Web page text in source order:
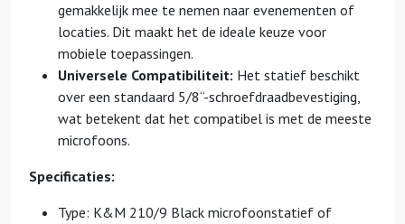
gemakkelijk mee te nemen naar evenementen of
locaties. Dit maakt het de ideale keuze voor
mobiele toepassingen.
Universele Compatibiliteit: Het statief beschikt
over een standaard 5/8“-schroefdraadbevestiging,
wat betekent dat het compatibel is met de meeste
microfoons.
Specificaties:
Type: K&M 210/9 Black microfoonstatief of